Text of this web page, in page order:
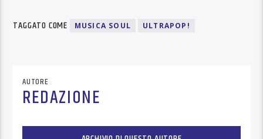
TAGGATO COME MUSICA SOUL ULTRAPOP!
AUTORE
REDAZIONE